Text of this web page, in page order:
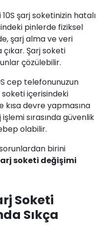
10S şarj soketinizin hatalı
pinlerde fiziksel
şarj alma ve veri
Şarj soketi
çözülebilir.
cep telefonunuzun
soketi içerisindeki
devre yapmasına
sırasında güvenlik
olabilir.
birini
soketi değişimi
Soketi
Sıkça